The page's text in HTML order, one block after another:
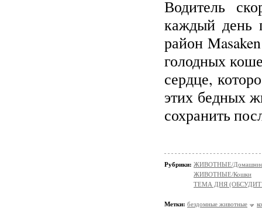
Водитель
каждый день
район
голодных
сердце,
этих бедных
сохранить
Рубрики: ЖИВОТНЫЕ/Домашние
ЖИВОТНЫЕ/Кошки
ТЕМА ДНЯ
Метки: бездомные животные